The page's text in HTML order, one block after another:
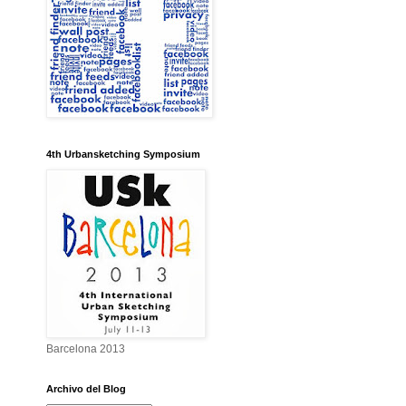
4th Urbansketching Symposium
Barcelona 2013
Archivo del Blog